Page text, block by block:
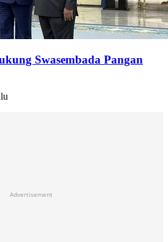
Swasembada Pangan
Advertisement